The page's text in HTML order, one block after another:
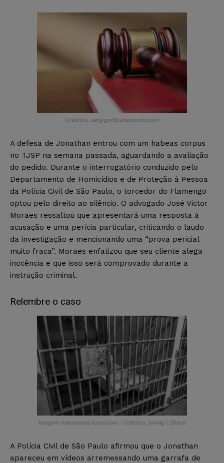
Créditos: sergign/Shutterstock.com
A defesa de Jonathan entrou com um habeas corpus
no TJSP na semana passada, aguardando a avaliação
do pedido. Durante o interrogatório conduzido pelo
Departamento de Homicídios e de Proteção à Pessoa
da Polícia Civil de São Paulo, o torcedor do Flamengo
optou pelo direito ao silêncio. O advogado José Victor
Moraes ressaltou que apresentará uma resposta à
acusação e uma perícia particular, criticando o laudo
da investigação e mencionando uma “prova pericial
muito fraca”. Moraes enfatizou que seu cliente alega
inocência e que isso será comprovado durante a
instrução criminal.
Relembre o caso
Imagem meramente ilustrativa – Créditos: txking / iStock
A Polícia Civil de São Paulo afirmou que o Jonathan
apareceu em vídeos arremessando uma garrafa de